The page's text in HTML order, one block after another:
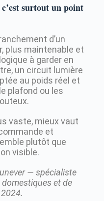
surtout un point
d’un
plus maintenable et
à garder en
un circuit lumière
au poids réel et
plafond ou les
vaste, mieux vaut
et
plutôt que
visible.
— spécialiste
et de